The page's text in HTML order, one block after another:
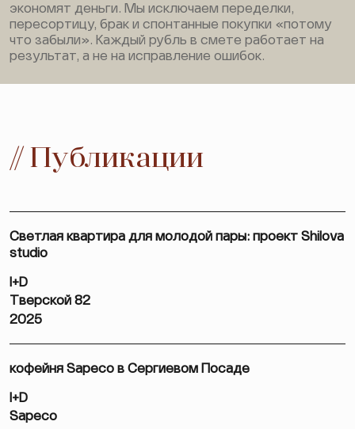
экономят деньги. Мы исключаем переделки,
пересортицу, брак и спонтанные покупки «потому
что забыли». Каждый рубль в смете работает на
результат, а не на исправление ошибок.
// Публикации
Светлая квартира для молодой пары: проект Shilova
studio
I+D
Тверской 82
2025
кофейня Sapeco в Сергиевом Посаде
I+D
Sapeco